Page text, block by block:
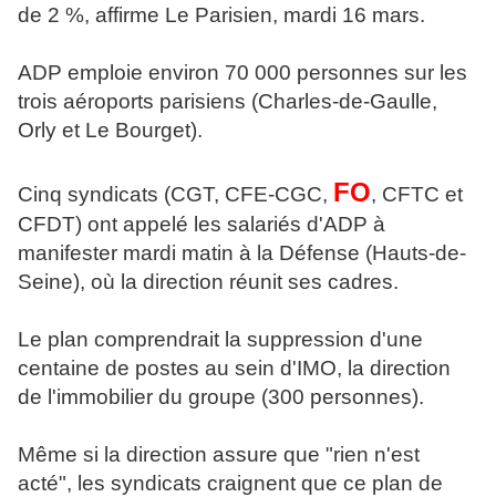
de 2 %, affirme Le Parisien, mardi 16 mars.
ADP emploie environ 70 000 personnes sur les
trois aéroports parisiens (Charles-de-Gaulle,
Orly et Le Bourget).
Cinq syndicats (CGT, CFE-CGC, FO, CFTC et
CFDT) ont appelé les salariés d'ADP à
manifester mardi matin à la Défense (Hauts-de-
Seine), où la direction réunit ses cadres.
Le plan comprendrait la suppression d'une
centaine de postes au sein d'IMO, la direction
de l'immobilier du groupe (300 personnes).
Même si la direction assure que "rien n'est
acté", les syndicats craignent que ce plan de